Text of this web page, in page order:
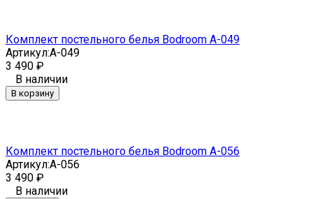
Комплект постельного белья Bodroom A-049
Артикул:A-049
3 490 ₽
В наличии
В корзину
Комплект постельного белья Bodroom A-056
Артикул:A-056
3 490 ₽
В наличии